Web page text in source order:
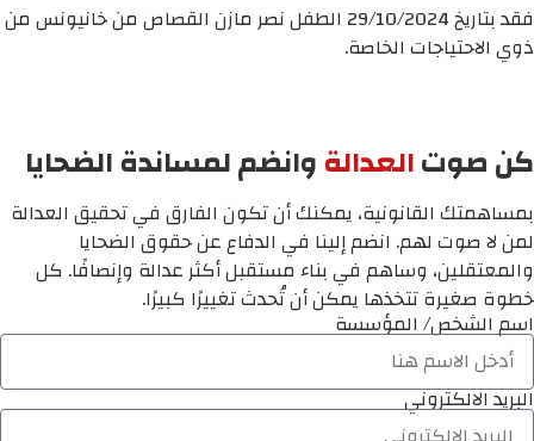
فقد بتاريخ 29/10/2024 الطفل نصر مازن القصاص من خانيونس من
ذوي الاحتياجات الخاصة.
كن صوتالعدالةوانضم لمساندة الضحايا
بمساهمتك القانونية، يمكنك أن تكون الفارق في تحقيق العدالة
لمن لا صوت لهم. انضم إلينا في الدفاع عن حقوق الضحايا
والمعتقلين، وساهم في بناء مستقبل أكثر عدالة وإنصافًا. كل
خطوة صغيرة تتخذها يمكن أن تُحدث تغييرًا كبيرًا.
اسم الشخص/ المؤسسة
البريد الالكتروني